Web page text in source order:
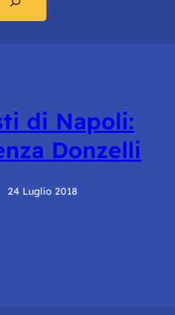
di Napoli:
Donzelli
24 Luglio 2018